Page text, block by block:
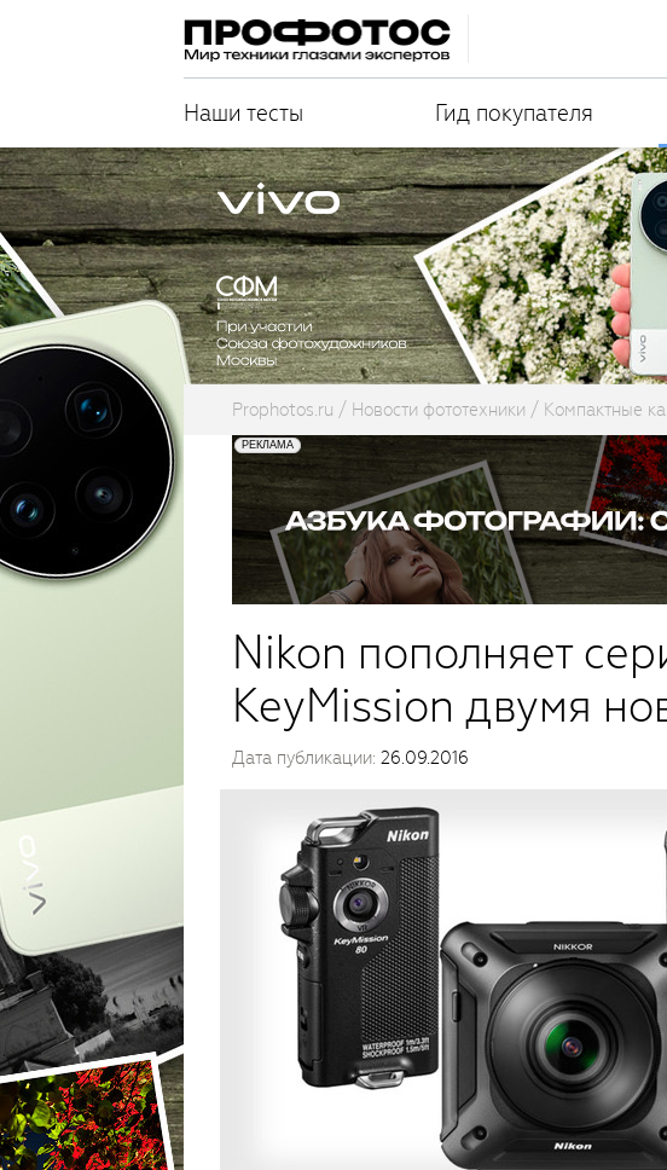
Наши тесты Гид покупателя
Prophotos.ru Новости фототехники Компактные
Nikon пополняет
KeyMission двумя
Дата публикации: 26.09.2016